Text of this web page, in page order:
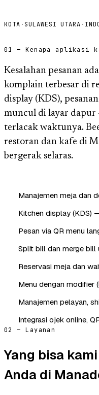
KOTA · SULAWESI UTARA ·
01 — Kenapa aplikasi
Kesalahan pesanan
komplain terbesar di
display (KDS),
muncul di layar dapur
terlacak waktunya.
restoran dan kafe di
bergerak selaras.
Manajemen meja dan
Kitchen display (KDS)
Pesan via QR menu
Split bill dan merge bill
Reservasi meja dan
Menu dengan modifier
Manajemen pelayan,
Integrasi ojek online,
02 — Layanan
Yang bisa
Anda di